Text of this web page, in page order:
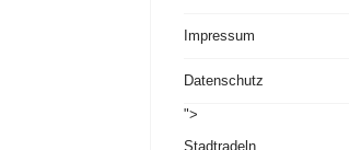
Impressum
Datenschutz
">
Stadtradeln